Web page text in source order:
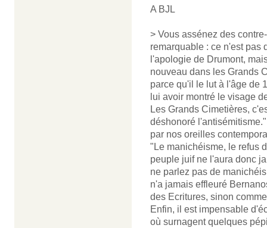
A BJL
> Vous assénez des
remarquable : ce n'est pas
l'apologie de Drumont,
nouveau dans les Grands
parce qu'il le lut à l'âge de
lui avoir montré le visage
Les Grands Cimetières,
déshonoré
par nos oreilles
"Le manichéisme, le refus
peuple juif ne l'aura donc
ne parlez pas de
n'a jamais effleuré
des Ecritures, sinon
Enfin, il est impensable
où surnagent quelques